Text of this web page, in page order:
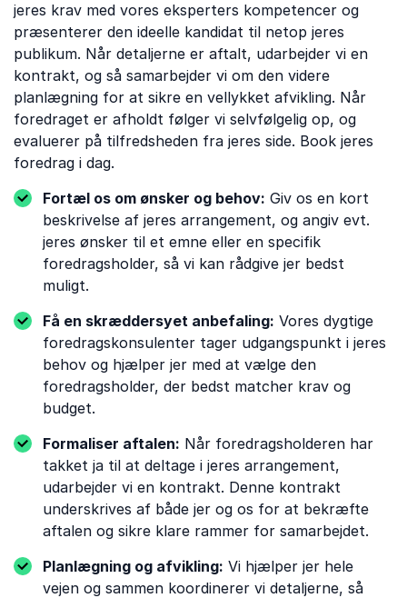
jeres krav med vores eksperters kompetencer og
præsenterer den ideelle kandidat til netop jeres
publikum. Når detaljerne er aftalt, udarbejder vi en
kontrakt, og så samarbejder vi om den videre
planlægning for at sikre en vellykket afvikling. Når
foredraget er afholdt følger vi selvfølgelig op, og
evaluerer på tilfredsheden fra jeres side. Book jeres
foredrag i dag.
Fortæl os om ønsker og behov: Giv os en kort
beskrivelse af jeres arrangement, og angiv evt.
jeres ønsker til et emne eller en specifik
foredragsholder, så vi kan rådgive jer bedst
muligt.
Få en skræddersyet anbefaling: Vores dygtige
foredragskonsulenter tager udgangspunkt i jeres
behov og hjælper jer med at vælge den
foredragsholder, der bedst matcher krav og
budget.
Formaliser aftalen: Når foredragsholderen har
takket ja til at deltage i jeres arrangement,
udarbejder vi en kontrakt. Denne kontrakt
underskrives af både jer og os for at bekræfte
aftalen og sikre klare rammer for samarbejdet.
Planlægning og afvikling: Vi hjælper jer hele
vejen og sammen koordinerer vi detaljerne, så